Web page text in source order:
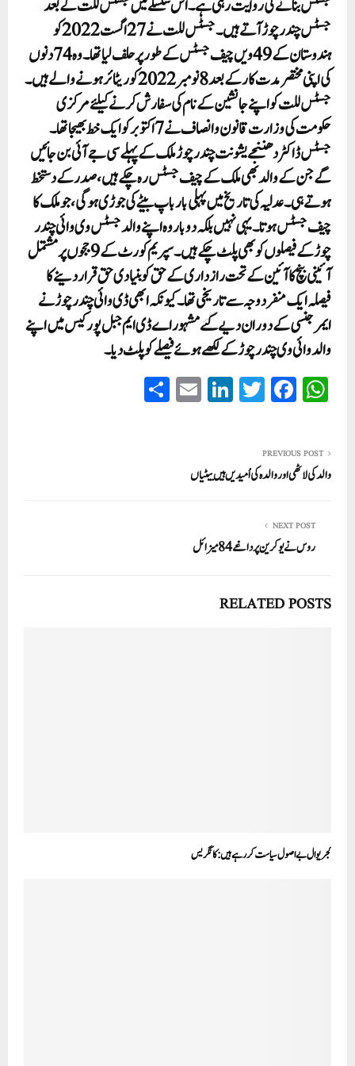
جسٹس بنانے کی روایت رہی ہے ۔ اس سلسلے میں جسٹس للت کے بعد
جسٹس چندر چوڑ آتے ہیں۔جسٹس للت نے 27اگست 2022 کو
ہندوستان کے 49ویں چیف جسٹس کے طور پر حلف لیاتھا۔ وہ 74دنوں
کی اپنی مختصر مدت کار کے بعد 8نومبر 2022کوریٹائر ہونے والے ہیں۔
جسٹس للت کو اپنے جانشین کے نام کی سفارش کرنے کیلئے مرکزی
حکومت کی وزارت قانون و انصاف نے 7اکتوبر کو ایک خط بھیجا تھا۔
جسٹس ڈاکٹر دھننجے یشونت چندر چوڑ ملک کے پہلے سی جے آئی بن جائیں
گے جن کے والد بھی ملک کے چیف جسٹس رہ چکے ہیں، صدر کے دستخط
ہوتے ہی۔ عدلیہ کی تاریخ میں پہلی بار باپ بیٹے کی جوڑی ہوگی، جو ملک کا
چیف جسٹس ہوتا۔ یہی نہیں بلکہ دو بار وہ اپنے والد جسٹس وی وائی چندر
چوڑ کے فیصلوں کو بھی پلٹ چکے ہیں۔سپریم کورٹ کے 9 ججوں پر مشتمل
آئینی بنچ کا آئین کے تحت رازداری کے حق کو بنیادی حق قرار دینے کا
فیصلہ ایک منفرد وجہ سے تاریخی تھا۔ کیونکہ ابھی ڈی وائی چندر چوڑ نے
ایمرجنسی کے دوران دیے گئے مشہور اے ڈی ایم جبل پور کیس میں اپنے
والد وائی وی چندر چوڑ کے لکھے ہوئے فیصلے کو پلٹ دیا۔
W
ha
A
pp
Fa
ce
ok
T
wi
r
Li
nk
In
E
m
PREVIOUS POST
والد کی لاٹھی اور والدہ کی اُمیدیں ہیں بیٹیاں
NEXT POST
روس نے یوکرین پر داغے 84 میزائل
RELATED POSTS
کجریوال بے اصول سیاست کر رہے ہیں:کانگریس